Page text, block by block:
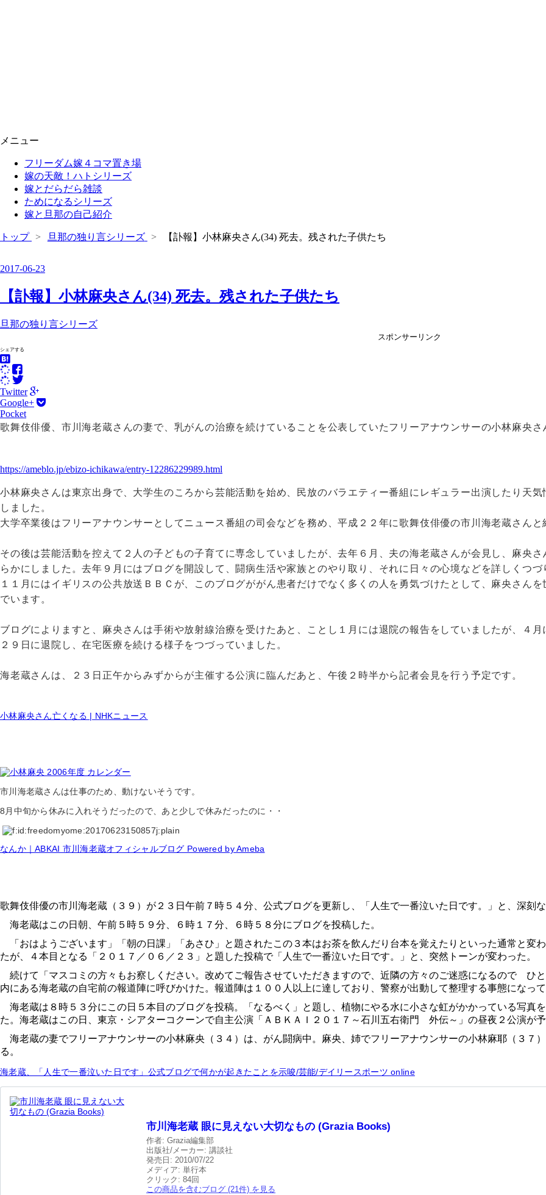
メニュー
フリーダム嫁４コマ置き場
嫁の天敵！ハトシリーズ
嫁とだらだら雑談
ためになるシリーズ
嫁と旦那の自己紹介
トップ > 旦那の独り言シリーズ > 【訃報】小林麻央さん(34) 死去。残された子供たち
2017-06-23
【訃報】小林麻央さん(34) 死去。残された子供たち
旦那の独り言シリーズ
スポンサーリンク
シェアする
Twitter
Google+
Pocket
歌舞伎俳優、市川海老蔵さんの妻で、乳がんの治療を続けていることを公表していたフリーアナウンサーの小林麻央さ
https://ameblo.jp/ebizo-ichikawa/entry-12286229989.html
小林麻央さんは東京出身で、大学生のころから芸能活動を始め、民放のバラエティー番組にレギュラー出演したり天
しました。
大学卒業後はフリーアナウンサーとしてニュース番組の司会などを務め、平成２２年に歌舞伎俳優の市川海老蔵さんと
その後は芸能活動を控えて２人の子どもの子育てに専念していましたが、去年６月、夫の海老蔵さんが会見し、麻央
らかにしました。去年９月にはブログを開設して、闘病生活や家族とのやり取り、それに日々の心境などを詳しくつづ
１１月にはイギリスの公共放送ＢＢＣが、このブログががん患者だけでなく多くの人を勇気づけたとして、麻央さん
でいます。
ブログによりますと、麻央さんは手術や放射線治療を受けたあと、ことし１月には退院の報告をしていましたが、４
２９日に退院し、在宅医療を続ける様子をつづっていました。
海老蔵さんは、２３日正午からみずからが主催する公演に臨んだあと、午後２時半から記者会見を行う予定です。
小林麻央さん亡くなる | NHKニュース
市川海老蔵さんは仕事のため、動けないそうです。
8月中旬から休みに入れそうだったので、あと少しで休みだったのに・・
なんか｜ABKAI 市川海老蔵オフィシャルブログ Powered by Ameba
歌舞伎俳優の市川海老蔵（３９）が２３日午前７時５４分、公式ブログを更新し、「人生で一番泣いた日です。」と、深刻
海老蔵はこの日朝、午前５時５９分、６時１７分、６時５８分にブログを投稿した。
「おはようございます」「朝の日課」「あさひ」と題されたこの３本はお茶を飲んだり台本を覚えたりといった通常と変
たが、４本目となる「２０１７／０６／２３」と題した投稿で「人生で一番泣いた日です。」と、突然トーンが変わった。
続けて「マスコミの方々もお察しください。改めてご報告させていただきますので、近隣の方々のご迷惑になるので ひ
内にある海老蔵の自宅前の報道陣に呼びかけた。報道陣は１００人以上に達しており、警察が出動して整理する事態になって
海老蔵は８時５３分にこの日５本目のブログを投稿。「なるべく」と題し、植物にやる水に小さな虹がかかっている写真
た。海老蔵はこの日、東京・シアターコクーンで自主公演「ＡＢＫＡＩ２０１７～石川五右衛門 外伝～」の昼夜２公演が予
海老蔵の妻でフリーアナウンサーの小林麻央（３４）は、がん闘病中。麻央、姉でフリーアナウンサーの小林麻耶（３７
る。
海老蔵、「人生で一番泣いた日です」公式ブログで何かが起きたことを示唆/芸能/デイリースポーツ online
市川海老蔵 眼に見えない大切なもの (Grazia Books)
作者: Grazia編集部
出版社/メーカー: 講談社
発売日: 2010/07/22
メディア: 単行本
クリック : 84回
この商品を含むブログ (21件) を見る